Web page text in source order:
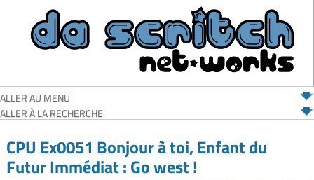
ALLER AU MENU
ALLER À LA RECHERCHE
CPU Ex0051 Bonjour à toi, Enfant du
Futur Immédiat : Go west !